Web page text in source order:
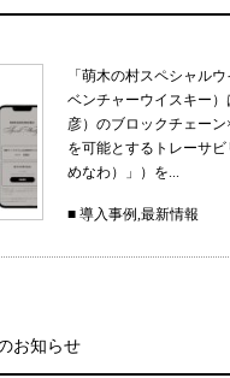
「萌木の村スペシャル
ベンチャーウイスキー
彦）のブロックチェー
を可能とするトレーサ
めなわ）」）を...
■ 導入事例,最新情報
お知らせ